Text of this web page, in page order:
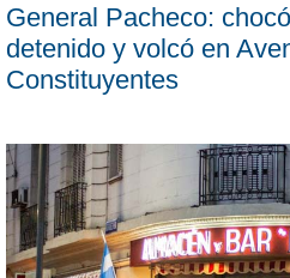
General Pacheco:
detenido y volcó en
Constituyentes